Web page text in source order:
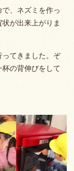
、ネズミを作っ
が出来上がりま
てきました。ぞ
の背伸びをして